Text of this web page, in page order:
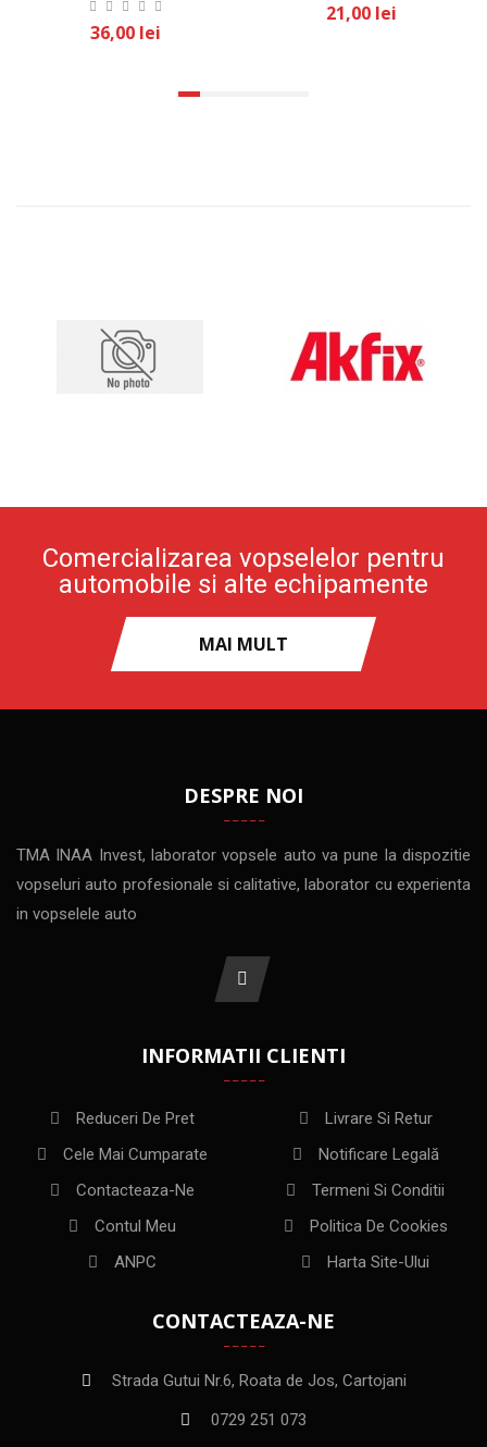
36,00 lei
21,00 lei
Comercializarea vopselelor pentru
automobile si alte echipamente
MAI MULT
DESPRE NOI
TMA INAA Invest, laborator vopsele auto va pune la dispozitie
vopseluri auto profesionale si calitative, laborator cu experienta
in vopselele auto
INFORMATII CLIENTI
Reduceri De Pret
Cele Mai Cumparate
Contacteaza-Ne
Contul Meu
ANPC
Livrare Si Retur
Notificare Legală
Termeni Si Conditii
Politica De Cookies
Harta Site-Ului
CONTACTEAZA-NE
Strada Gutui Nr.6, Roata de Jos, Cartojani
0729 251 073